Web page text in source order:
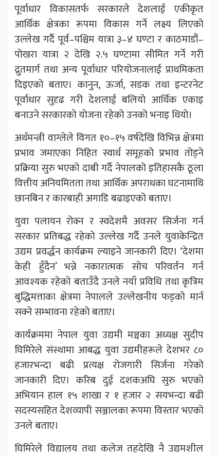
पूर्वाधार विकासतर्फ सरकारले देशलाई एकीकृत
आर्थिक क्षेत्रका रूपमा विकास गर्ने लक्ष्य लिएको
उल्लेख गर्दै पूर्व–पश्चिम यात्रा ३–४ घण्टा र काठमाडौं–
पोखरा यात्रा २ देखि २.५ घण्टामा सीमित गर्ने गरी
द्रुतमार्ग तथा अन्य पूर्वाधार परियोजनालाई प्राथमिकता
दिइएको बताए। कानुन, ऊर्जा, सडक तथा इन्टरनेट
पूर्वाधार सुदृढ गरी देशलाई बलियो आर्थिक एकाइ
बनाउने सरकारको योजना रहेको उनको भनाइ थियो।
अर्थमन्त्री वाग्लेले विगत १०–१५ वर्षदेखि विभिन्न क्षेत्रमा
प्रभाव जमाएका निहित स्वार्थ समूहको प्रभाव तोड्ने
प्रक्रिया सुरु भएको दाबी गर्दै नेपालको इतिहासकै ठूला
वित्तीय अनियमितता तथा आर्थिक अपराधका घटनामाथि
छानबिन र कारबाही अगाडि बढाइएको बताए।
युवा पलायन रोक्न र स्वदेशमै अवसर सिर्जना गर्न
सरकार प्रतिबद्ध रहेको उल्लेख गर्दै उनले युवाकेन्द्रित
उद्यम प्रवर्द्धन कार्यक्रम ल्याइने जानकारी दिए। ‘देशमा
केही हुँदैन’ भन्ने नकारात्मक सोच परिवर्तन गर्न
आवश्यक रहेको बताउँदै उनले नयाँ प्रविधि तथा कृत्रिम
बुद्धिमत्ताका क्षेत्रमा नेपालले उल्लेखनीय फड्को मार्न
सक्ने सम्भावना रहेको बताए।
कार्यक्रममा नेपाल युवा उद्यमी मञ्चका अध्यक्ष सुदीप
घिमिरेले संस्थामा आबद्ध युवा उद्यमीहरूले देशभर ८०
हजारभन्दा बढी प्रत्यक्ष रोजगारी सिर्जना गरेको
जानकारी दिए। करिब दुई दशकअघि सुरु भएको
अभियान हाल १५ शाखा र १ हजार २ सयभन्दा बढी
सदस्यसहित देशव्यापी सञ्जालका रूपमा विस्तार भएको
उनले बताए।
घिमिरेले विद्यालय तथा कलेज तहदेखि नै उद्यमशील